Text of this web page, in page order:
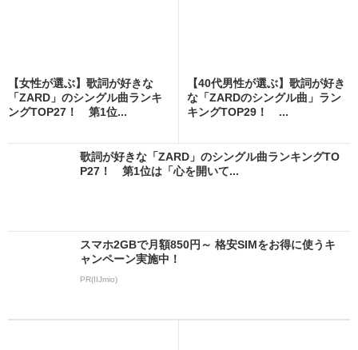
【女性が選ぶ】歌詞が好きな
「ZARD」のシングル曲ランキ
ングTOP27！ 第1位...
【40代男性が選ぶ】歌詞が好き
な「ZARDのシングル曲」ラン
キングTOP29！ ...
歌詞が好きな「ZARD」のシングル曲ランキングTO
P27！ 第1位は「心を開いて...
スマホ2GBで月額850円～ 格安SIMをお得に使うキ
ャンペーン実施中！
PR(IIJmio)